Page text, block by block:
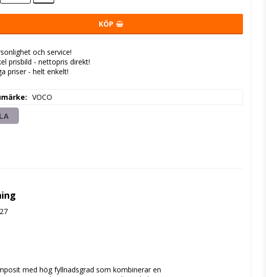
KÖP
och service!
prisbild - nettopris direkt!
priser - helt enkelt!
VOCO
med hög fyllnadsgrad som kombinerar en